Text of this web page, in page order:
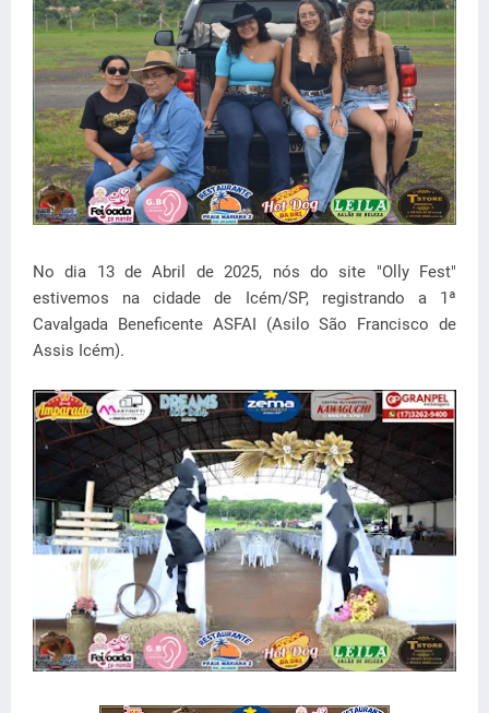
No dia 13 de Abril de 2025, nós do site "Olly Fest"
estivemos na cidade de Icém/SP, registrando a 1ª
Cavalgada Beneficente ASFAI (Asilo São Francisco de
Assis Icém).